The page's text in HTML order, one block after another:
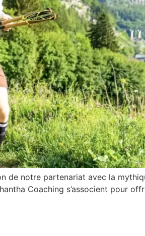
de notre partenariat avec la
Coaching s’associent pour